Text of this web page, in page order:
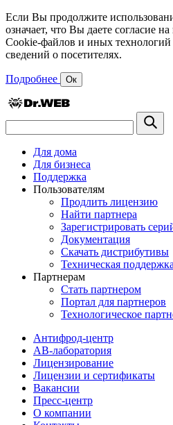
Если Вы продолжите
означает, что Вы даете согласие
Cookie-файлов и иных технологий
сведений о посетителях.
Подробнее Ок
Для дома
Для бизнеса
Поддержка
Пользователям
Продлить лицензию
Найти партнера
Зарегистрировать
Документация
Скачать дистрибутивы
Техническая поддержка
Партнерам
Стать партнером
Портал для партнеров
Технологическое
Антифрод-центр
АВ-лаборатория
Лицензирование
Лицензии и сертификаты
Вакансии
Пресс-центр
О компании